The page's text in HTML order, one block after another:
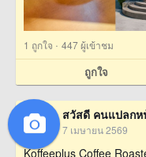
1 ถูกใจ · 447 ผู้เข้าชม
ถูกใจ
สวัสดี คนแปลกห
7 เมษายน 2569
Koffeeplus Coffee